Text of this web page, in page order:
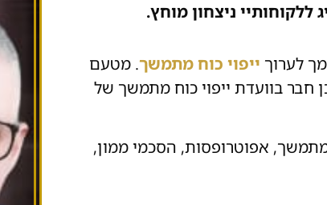
ניצחון מוחץ.
ייפוי כוח מתמשך. מטעם
חבר בוועדת ייפוי כוח מתמשך של
מתמשך, אפוטרופסות, הסכמי ממון,